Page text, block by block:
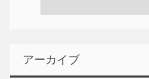
アーカイブ